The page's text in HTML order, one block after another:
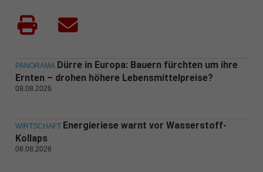
PANORAMA Dürre in Europa: Bauern fürchten um ihre
Ernten – drohen höhere Lebensmittelpreise?
08.08.2026
WIRTSCHAFT Energieriese warnt vor Wasserstoff-
Kollaps
08.08.2026